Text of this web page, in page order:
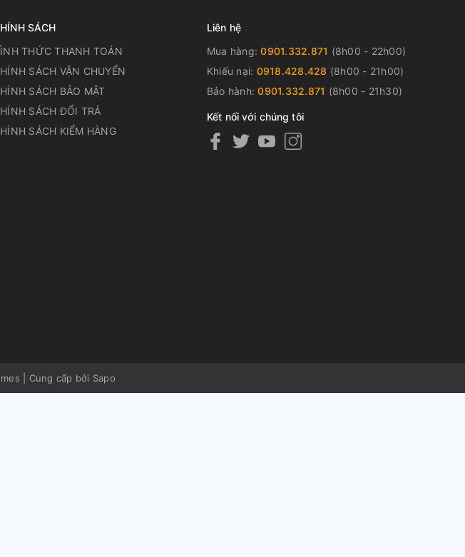
SÁCH
THỨC THANH TOÁN
SÁCH VẬN CHUYỂN
SÁCH BẢO MẬT
SÁCH ĐỔI TRẢ
SÁCH KIỂM HÀNG
Liên hệ
Mua hàng:0901.332.871 (8h00 - 22h00)
Khiếu nại: 0918.428.428 (8h00 - 21h00)
Bảo hành:0901.332.871 (8h00 - 21h30)
Kết nối với chúng tôi
Cung cấp bởi Sapo